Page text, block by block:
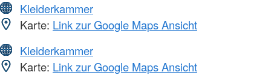
Kleiderkammer
Karte: Link zur Google Maps Ansicht
Kleiderkammer
Karte: Link zur Google Maps Ansicht